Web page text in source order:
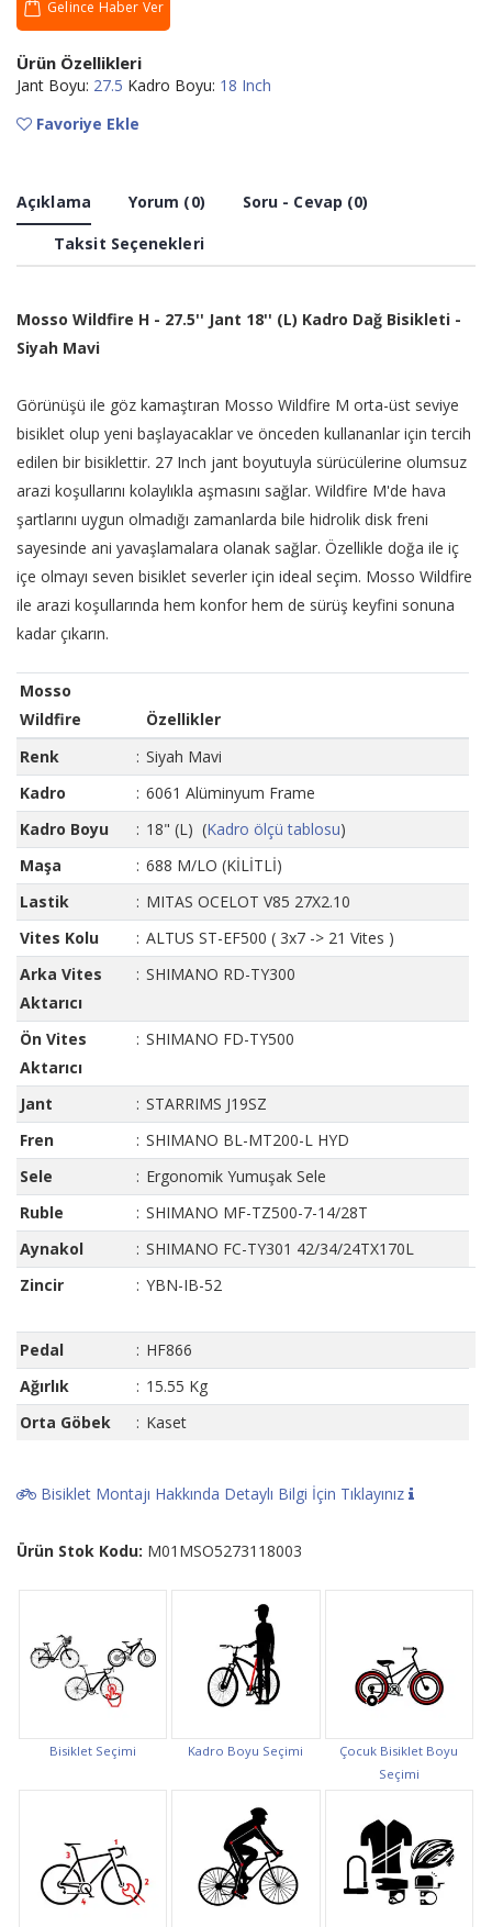
Gelince Haber Ver
Ürün Özellikleri
Jant Boyu: 27.5 Kadro Boyu: 18 Inch
Favoriye Ekle
Açıklama Yorum (0)
Soru - Cevap (0)
Taksit Seçenekleri
Mosso Wildfire H - 27.5'' Jant 18'' (L) Kadro Dağ Bisikleti -
Siyah Mavi
Görünüşü ile göz kamaştıran Mosso Wildfire M orta-üst seviye
bisiklet olup yeni başlayacaklar ve önceden kullananlar için tercih
edilen bir bisiklettir. 27 Inch jant boyutuyla sürücülerine olumsuz
arazi koşullarını kolaylıkla aşmasını sağlar. Wildfire M'de hava
şartlarını uygun olmadığı zamanlarda bile hidrolik disk freni
sayesinde ani yavaşlamalara olanak sağlar. Özellikle doğa ile iç
içe olmayı seven bisiklet severler için ideal seçim. Mosso Wildfire
ile arazi koşullarında hem konfor hem de sürüş keyfini sonuna
kadar çıkarın.
Mosso
Wildfire
Özellikler
Renk
: Siyah Mavi
Kadro
: 6061 Alüminyum Frame
Kadro Boyu
: 18" (L) (Kadro ölçü tablosu)
Maşa
: 688 M/LO (KİLİTLİ)
Lastik
: MITAS OCELOT V85 27X2.10
Vites Kolu
: ALTUS ST-EF500 ( 3x7 -> 21 Vites )
Arka Vites
Aktarıcı
: SHIMANO RD-TY300
Ön Vites
Aktarıcı
: SHIMANO FD-TY500
Jant : STARRIMS J19SZ
Fren
: SHIMANO BL-MT200-L HYD
Sele
: Ergonomik Yumuşak Sele
Ruble
: SHIMANO MF-TZ500-7-14/28T
Aynakol
: SHIMANO FC-TY301 42/34/24TX170L
Zincir
: YBN-IB-52
Pedal : HF866
Ağırlık
: 15.55 Kg
Orta Göbek
: Kaset
Bisiklet Montajı Hakkında Detaylı Bilgi İçin Tıklayınız
Ürün Stok Kodu: M01MSO5273118003
Bisiklet Seçimi Kadro Boyu Seçimi
Çocuk Bisiklet Boyu
Seçimi